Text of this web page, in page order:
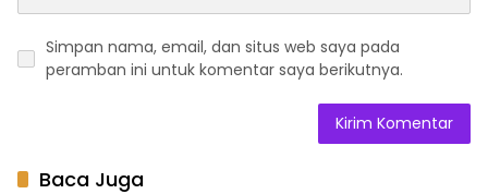
Simpan nama, email, dan situs web saya pada
peramban ini untuk komentar saya berikutnya.
Baca Juga